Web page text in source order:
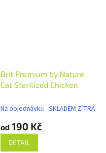
Brit Premium by Nature
Cat Sterilized Chicken
Na objednávku - SKLADEM ZÍTRA
od 190 Kč
DETAIL